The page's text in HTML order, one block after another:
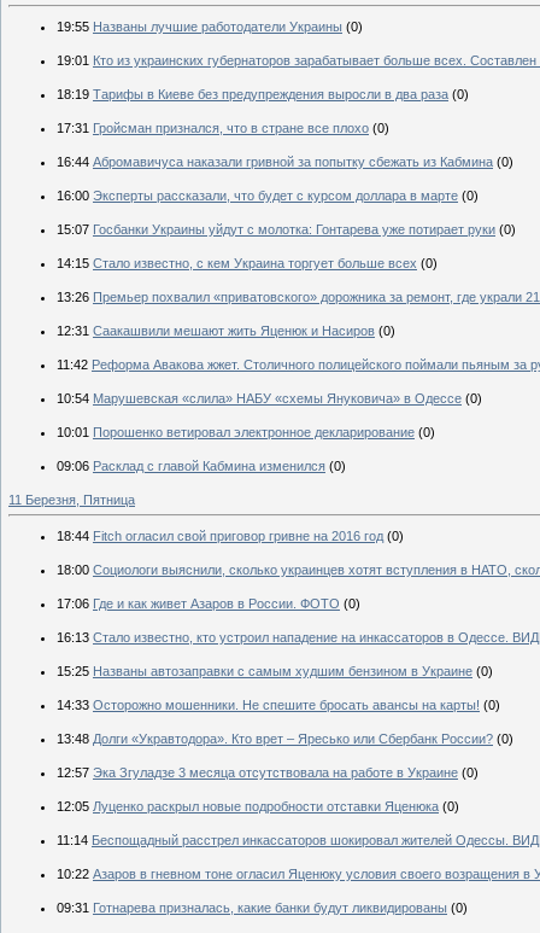
19:55 Названы лучшие работодатели Украины (0)
19:01 Кто из украинских губернаторов зарабатывает больше всех. Составлен
18:19 Тарифы в Киеве без предупреждения выросли в два раза (0)
17:31 Гройсман признался, что в стране все плохо (0)
16:44 Абромавичуса наказали гривной за попытку сбежать из Кабмина (0)
16:00 Эксперты рассказали, что будет с курсом доллара в марте (0)
15:07 Госбанки Украины уйдут с молотка: Гонтарева уже потирает руки (0)
14:15 Стало известно, с кем Украина торгует больше всех (0)
13:26 Премьер похвалил «приватовского» дорожника за ремонт, где украли
12:31 Саакашвили мешают жить Яценюк и Насиров (0)
11:42 Реформа Авакова жжет. Столичного полицейского поймали пьяным за
10:54 Марушевская «слила» НАБУ «схемы Януковича» в Одессе (0)
10:01 Порошенко ветировал электронное декларирование (0)
09:06 Расклад с главой Кабмина изменился (0)
11 Березня, Пятница
18:44 Fitch огласил свой приговор гривне на 2016 год (0)
18:00 Социологи выяснили, сколько украинцев хотят вступления в НАТО,
17:06 Где и как живет Азаров в России. ФОТО (0)
16:13 Стало известно, кто устроил нападение на инкассаторов в Одессе.
15:25 Названы автозаправки с самым худшим бензином в Украине (0)
14:33 Осторожно мошенники. Не спешите бросать авансы на карты! (0)
13:48 Долги «Укравтодора». Кто врет – Яресько или Сбербанк России? (0)
12:57 Эка Згуладзе 3 месяца отсутствовала на работе в Украине (0)
12:05 Луценко раскрыл новые подробности отставки Яценюка (0)
11:14 Беспощадный расстрел инкассаторов шокировал жителей Одессы.
10:22 Азаров в гневном тоне огласил Яценюку условия своего возращения в
09:31 Готнарева призналась, какие банки будут ликвидированы (0)